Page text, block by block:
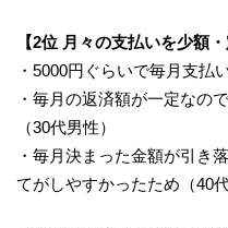
【2位 月々の支払いを少額
・5000円ぐらいで毎月支払
・毎月の返済額が一定なの
（30代男性）
・毎月決まった金額が引き
てがしやすかったため（40代